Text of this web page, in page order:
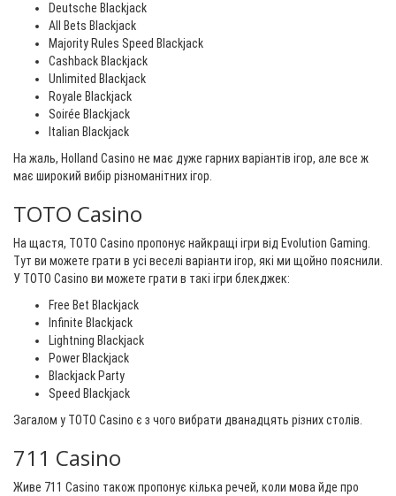
Deutsche Blackjack
All Bets Blackjack
Majority Rules Speed Blackjack
Cashback Blackjack
Unlimited Blackjack
Royale Blackjack
Soirée Blackjack
Italian Blackjack
На жаль, Holland Casino не має дуже гарних варіантів ігор, але все ж
має широкий вибір різноманітних ігор.
TOTO Casino
На щастя, TOTO Casino пропонує найкращі ігри від Evolution Gaming.
Тут ви можете грати в усі веселі варіанти ігор, які ми щойно пояснили.
У TOTO Casino ви можете грати в такі ігри блекджек:
Free Bet Blackjack
Infinite Blackjack
Lightning Blackjack
Power Blackjack
Blackjack Party
Speed Blackjack
Загалом у TOTO Casino є з чого вибрати дванадцять різних столів.
711 Casino
Живе 711 Casino також пропонує кілька речей, коли мова йде про